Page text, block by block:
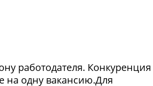
работодателя. Конкуренция
на одну вакансию.Для